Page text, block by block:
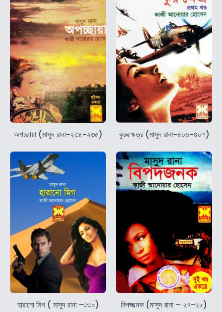
অপচ্ছায়া (মাসুদ রানা-২৩৪-২৩৫) কুরুক্ষেত্র (মাসুদ রানা-৪০৬-৪০৭)
হারানো মিগ ( মাসুদ রানা -৩৩০) বিপজ্জনক (মাসুদ রানা – ২৭-২৮)